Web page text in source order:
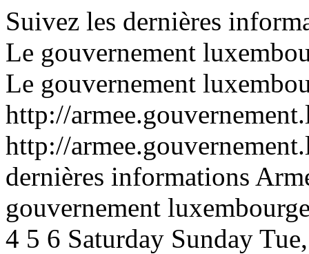
Suivez les dernières
Le gouvernement
Le gouvernement
http://
http://
dernières informations
gouvernement
4 5 6 Saturday Sunday